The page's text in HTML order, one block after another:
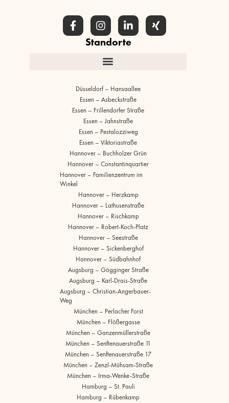
Standorte
Düsseldorf – Hansaallee
Essen – Asbeckstraße
Essen – Frillendorfer Straße
Essen – Jahnstraße
Essen – Pestalozziweg
Essen – Viktoriastraße
Hannover – Buchholzer Grün
Hannover – Constantinquartier
Hannover – Familienzentrum im
Winkel
Hannover – Herzkamp
Hannover – Lathusenstraße
Hannover – Rischkamp
Hannover – Robert-Koch-Platz
Hannover – Seestraße
Hannover – Sickenberghof
Hannover – Südbahnhof
Augsburg – Gögginger Straße
Augsburg – Karl-Drais-Straße
Augsburg – Christian-Angerbauer-
Weg
München – Perlacher Forst
München – Flößergasse
München – Ganzenmüllerstraße
München – Senftenauerstraße 11
München – Senftenauerstraße 17
München – Zenzl-Mühsam-Straße
München – Irma-Wenke-Straße
Hamburg – St. Pauli
Hamburg – Rübenkamp